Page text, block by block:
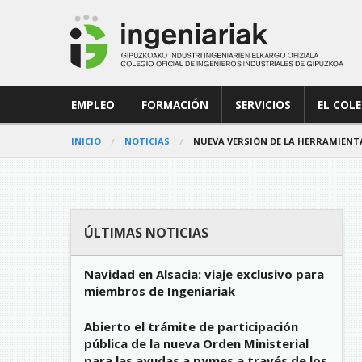
EMPLEO FORMACIÓN SERVICIOS EL
INICIO NOTICIAS NUEVA VERSIÓN DE LA
ÚLTIMAS NOTICIAS
Navidad en Alsacia: viaje exclusivo para
miembros de Ingeniariak
Abierto el trámite de participación
pública de la nueva Orden Ministerial